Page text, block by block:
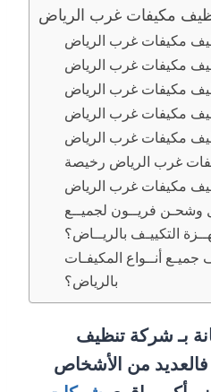
مكيفات غرب الرياض
مكيفات غرب الرياض
مكيفات غرب الرياض
مكيفات غرب الرياض
مكيفات غرب الرياض
مكيفات غرب الرياض
غرب الرياض رخيصة
مكيفات غرب الرياض
وشحـن فريــون لجميــع
التكييـف بالريــاض؟
أنــواع المكيفـات
بالرياض؟
بـ شركة تنظيف
من الأشخاص